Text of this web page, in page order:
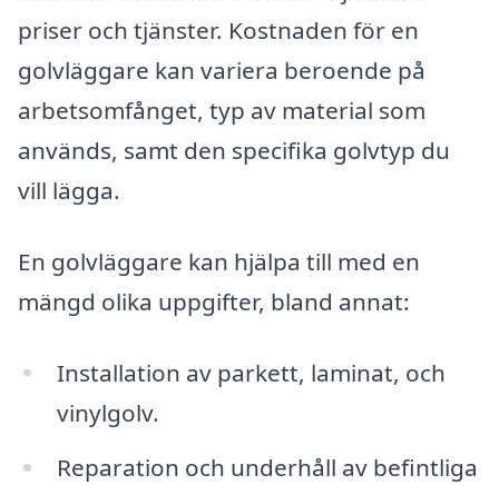
priser och tjänster. Kostnaden för en
golvläggare kan variera beroende på
arbetsomfånget, typ av material som
används, samt den specifika golvtyp du
vill lägga.
En golvläggare kan hjälpa till med en
mängd olika uppgifter, bland annat:
Installation av parkett, laminat, och
vinylgolv.
Reparation och underhåll av befintliga